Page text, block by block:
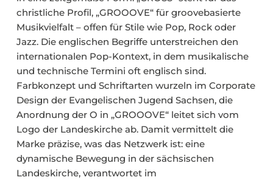
christliche Profil, „GROOOVE“ für groovebasierte
Musikvielfalt – offen für Stile wie Pop, Rock oder
Jazz. Die englischen Begriffe unterstreichen den
internationalen Pop-Kontext, in dem musikalische
und technische Termini oft englisch sind.
Farbkonzept und Schriftarten wurzeln im Corporate
Design der Evangelischen Jugend Sachsen, die
Anordnung der O in „GROOOVE“ leitet sich vom
Logo der Landeskirche ab. Damit vermittelt die
Marke präzise, was das Netzwerk ist: eine
dynamische Bewegung in der sächsischen
Landeskirche, verantwortet im